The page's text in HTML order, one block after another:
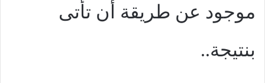
موجود عن طريقة أن تأتى
بنتيجة..